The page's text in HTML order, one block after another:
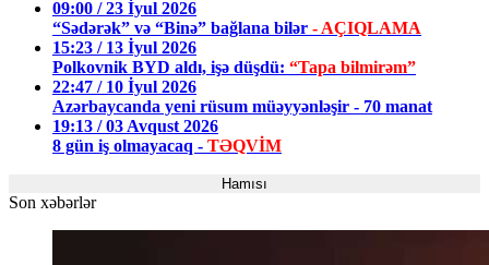
09:00 / 23 İyul 2026
“Sədərək” və “Binə” bağlana bilər - AÇIQLAMA
15:23 / 13 İyul 2026
Polkovnik BYD aldı, işə düşdü: “Tapa bilmirəm”
22:47 / 10 İyul 2026
Azərbaycanda yeni rüsum müəyyənləşir - 70 manat
19:13 / 03 Avqust 2026
8 gün iş olmayacaq - TƏQVİM
Hamısı
Son xəbərlər